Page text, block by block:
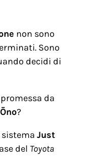
non sono
Sono
decidi di
da
?
Just
del Toyota